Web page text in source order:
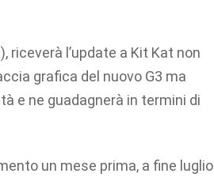
riceverà l’update a Kit Kat non
grafica del nuovo G3 ma
e ne guadagnerà in termini di
un mese prima, a fine luglio